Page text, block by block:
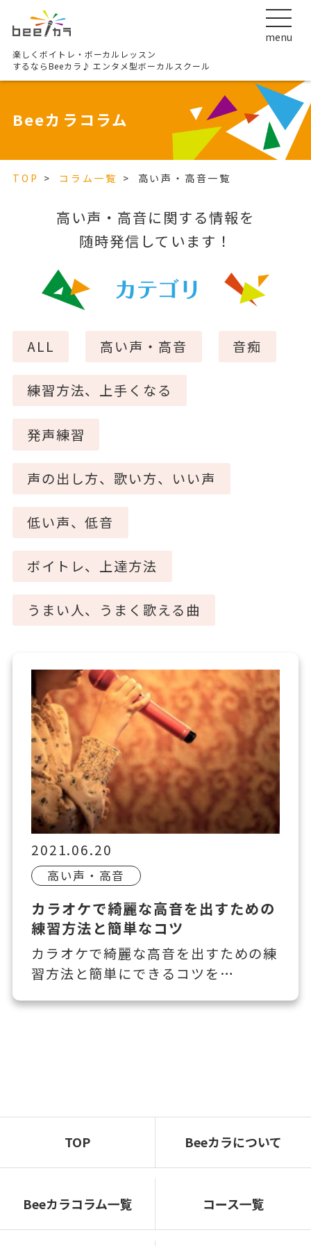
楽しくボイトレ・ボーカルレッスン
するならBeeカラ♪ エンタメ型ボーカルスクール
menu
Beeカラコラム
TOP コラム一覧 高い声・高音一覧
高い声・高音に関する情報を
随時発信しています！
ALL 高い声・高音 音痴
練習方法、上手くなる
発声練習
声の出し方、歌い方、いい声
低い声、低音
ボイトレ、上達方法
うまい人、うまく歌える曲
2021.06.20
高い声・高音
カラオケで綺麗な高音を出すための
練習方法と簡単なコツ
カラオケで綺麗な高音を出すための練
習方法と簡単にできるコツを…
TOP Beeカラについて
Beeカラコラム一覧 コース一覧